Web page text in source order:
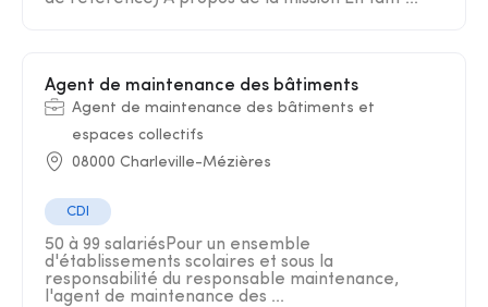
Agent de maintenance des bâtiments
Agent de maintenance des bâtiments et
espaces collectifs
08000 Charleville-Mézières
CDI
50 à 99 salariésPour un ensemble
d'établissements scolaires et sous la
responsabilité du responsable maintenance,
l'agent de maintenance des ...